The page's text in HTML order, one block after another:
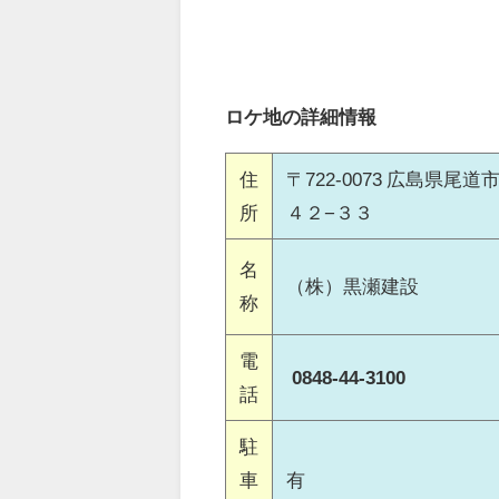
ロケ地の詳細情報
住
所
〒722-0073 広島県尾道
４２−３３
名
称
（株）黒瀬建設
電
話
0848-44-3100
駐
車
有